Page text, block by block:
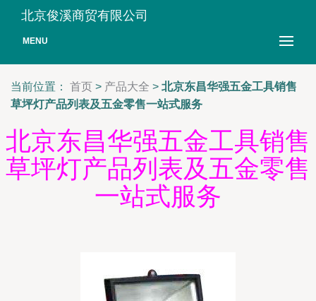
北京俊溪商贸有限公司
MENU
当前位置： 首页 > 产品大全 > 北京东昌华强五金工具销售
草坪灯产品列表及五金零售一站式服务
北京东昌华强五金工具销售
草坪灯产品列表及五金零售
一站式服务